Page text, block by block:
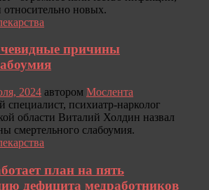
новых.
причины
2024 автором Мослента
психиатр-нарколог
области Виталий Холдин назвал
смертельного слабоумия.
план на пять
дефицита медработников